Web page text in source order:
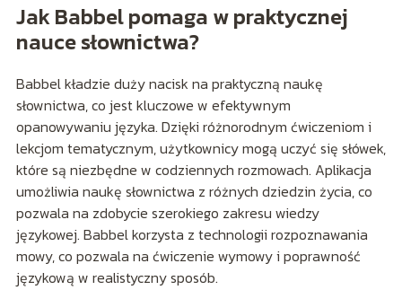
Jak Babbel pomaga w praktycznej
nauce słownictwa?
Babbel kładzie duży nacisk na praktyczną naukę
słownictwa, co jest kluczowe w efektywnym
opanowywaniu języka. Dzięki różnorodnym ćwiczeniom i
lekcjom tematycznym, użytkownicy mogą uczyć się słówek,
które są niezbędne w codziennych rozmowach. Aplikacja
umożliwia naukę słownictwa z różnych dziedzin życia, co
pozwala na zdobycie szerokiego zakresu wiedzy
językowej. Babbel korzysta z technologii rozpoznawania
mowy, co pozwala na ćwiczenie wymowy i poprawność
językową w realistyczny sposób.